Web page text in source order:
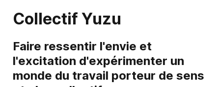
Collectif Yuzu
Faire ressentir l'envie et
l'excitation d'expérimenter un
monde du travail porteur de sens